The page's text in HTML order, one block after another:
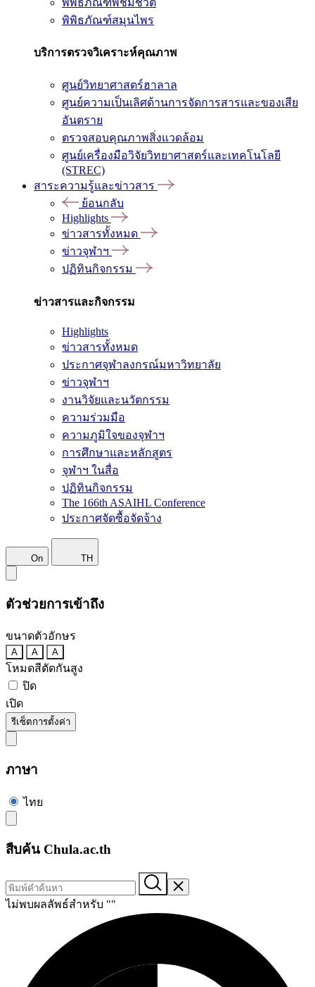
พิพิธภัณฑ์สมุนไพร
บริการตรวจวิเคราะห์คุณภาพ
ศูนย์วิทยาศาสตร์ฮาลาล
ศูนย์ความเป็นเลิศด้านการจัดการสารและของเสีย
อันตราย
ตรวจสอบคุณภาพสิ่งแวดล้อม
ศูนย์เครื่องมือวิจัยวิทยาศาสตร์และเทคโนโลยี
(STREC)
สาระความรู้และข่าวสาร
ย้อนกลับ
Highlights
ข่าวสารทั้งหมด
ข่าวจุฬาฯ
ปฏิทินกิจกรรม
ข่าวสารและกิจกรรม
Highlights
ข่าวสารทั้งหมด
ประกาศจุฬาลงกรณ์มหาวิทยาลัย
ข่าวจุฬาฯ
งานวิจัยและนวัตกรรม
ความร่วมมือ
ความภูมิใจของจุฬาฯ
การศึกษาและหลักสูตร
จุฬาฯ ในสื่อ
ปฏิทินกิจกรรม
The 166th ASAIHL Conference
ประกาศจัดซื้อจัดจ้าง
On TH
ตัวช่วยการเข้าถึง
ขนาดตัวอักษร
A A A
โหมดสีตัดกันสูง
ปิด
เปิด
รีเซ็ตการตั้งค่า
ภาษา
ไทย
สืบค้น Chula.ac.th
ไม่พบผลลัพธ์สำหรับ ""